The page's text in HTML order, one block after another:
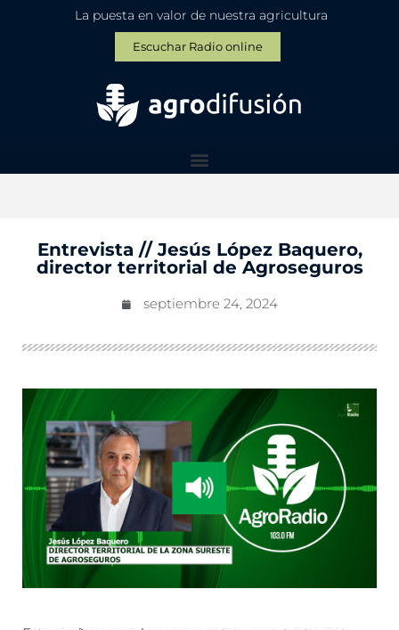
La puesta en valor de nuestra agricultura
Escuchar Radio online
Entrevista // Jesús López Baquero,
director territorial de Agroseguros
septiembre 24, 2024